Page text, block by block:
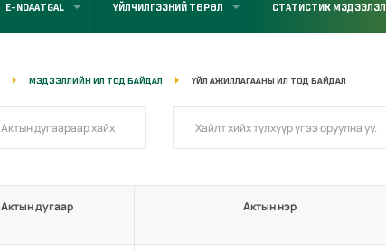
E-NDAATGAL ҮЙЛЧИЛГЭЭНИЙ ТӨРӨЛ СТАТИСТИК МЭДЭЭЛЭЛ
МЭДЭЭЛЛИЙН ИЛ ТОД БАЙДАЛ ҮЙЛ АЖИЛЛАГААНЫ ИЛ ТОД БАЙДАЛ
Актын дугаар Актын нэр